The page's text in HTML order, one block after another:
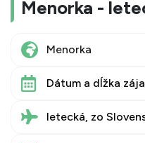
Menorka -
Dátum a dĺžka
letecká, zo